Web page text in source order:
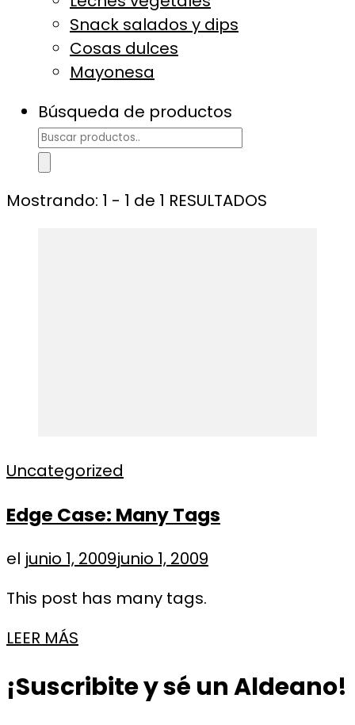
Snack salados y dips
Cosas dulces
Mayonesa
Búsqueda de productos
Mostrando: 1 - 1 de 1 RESULTADOS
Uncategorized
Edge Case: Many Tags
el junio 1, 2009junio 1, 2009
This post has many tags.
LEER MÁS
¡Suscribite y sé un Aldeano!